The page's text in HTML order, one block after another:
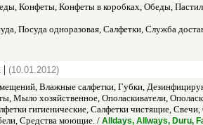
Конфеты, Конфеты в коробках, Обеды,
Посуда одноразовая, Салфетки, Служба
| (10.01.2012)
Влажные салфетки, Губки,
хозяйственное, Ополаскиватели,
гигиенические, Салфетки чистящие,
Средства моющие. / Alldays, Allways, Duru,